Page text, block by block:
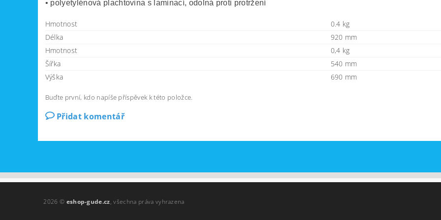
• polyetylénová plachtovina s laminací, odolná proti protržení
Hmotnost
0.4 kg
Délka
920 mm
Hmotnost
0,4 kg
Šířka
540 mm
Výška
690 mm
Buďte první, kdo napíše příspěvek k této položce.
Přidat komentář
2026 © eshop-gude.cz, všechna práva vyhrazena